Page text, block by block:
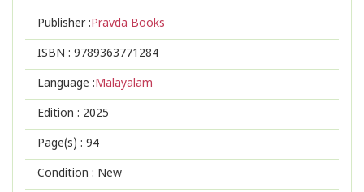
Publisher :Pravda Books
ISBN : 9789363771284
Language :Malayalam
Edition : 2025
Page(s) : 94
Condition : New